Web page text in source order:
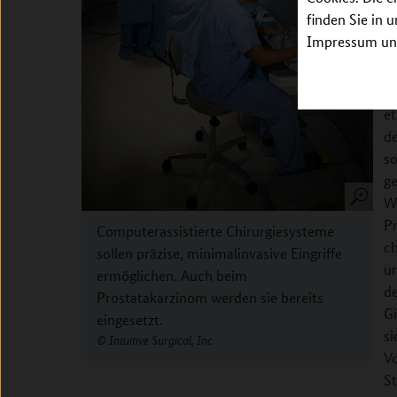
finden Sie in
Impressum
Computerassistierte Chirurgiesysteme
sollen präzise, minimalinvasive Eingriffe
ermöglichen. Auch beim
Prostatakarzinom werden sie bereits
eingesetzt.
Intuitive Surgical, Inc